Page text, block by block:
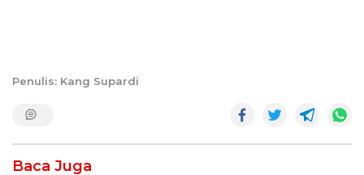
Penulis: Kang Supardi
Baca Juga